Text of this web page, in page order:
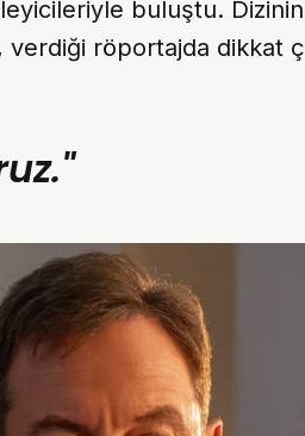
buluştu. Dizinin
verdiği röportajda dikkat